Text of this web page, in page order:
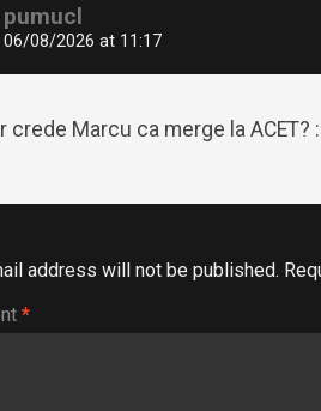
pumucl
06/08/2026 at 11:17
crede Marcu ca merge la ACET?
address will not be published.
*